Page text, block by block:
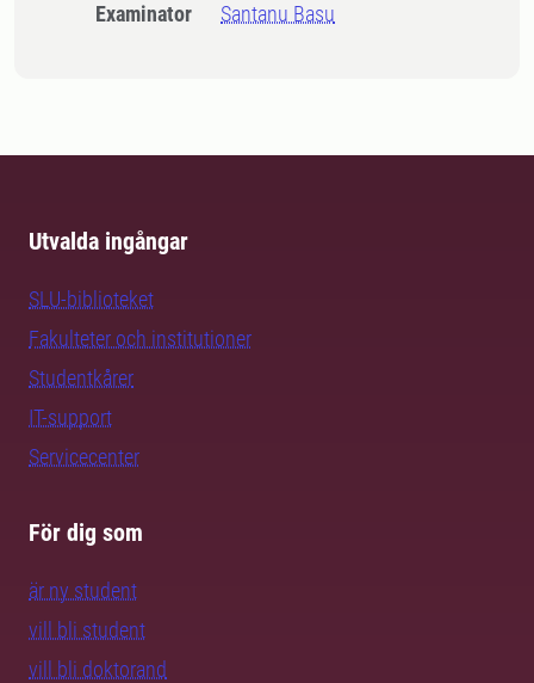
Examinator Santanu Basu
Utvalda ingångar
SLU-biblioteket
Fakulteter och institutioner
Studentkårer
IT-support
Servicecenter
För dig som
är ny student
vill bli student
vill bli doktorand